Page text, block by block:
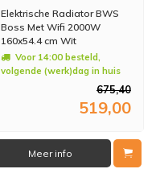
Elektrische Radiator BWS
Boss Met Wifi 2000W
160x54.4 cm Wit
Voor 14:00 besteld,
volgende (werk)dag in huis
675,40
519,00
Meer info